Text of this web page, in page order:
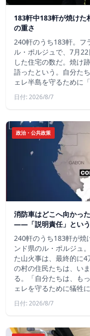
183軒中183軒が焼けた
の重さ
240軒のうち183軒。フ
ル・ポルジュで、7月
した住宅の数だ。焼け
語ったという。自分た
ェレ半島を守るために
日付: 2026/8/7
政治・公共政策
消防車はどこへ向かっ
——「説明責任」とい
240軒のうち183軒が焼
ンド県のル・ポルジュ
た山火事は、最終的に
の村の住民たちは、い
る。「自分たちは、も
ェレを守るために犠牲
日付: 2026/8/7